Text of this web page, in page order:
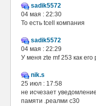
sadik5572
04 мая : 22:30
То есть tcell компания
sadik5572
04 мая : 22:29
У меня zte mf 253 как его
nik.s
25 июл : 17:58
не исчезает
памяти .реалми с30